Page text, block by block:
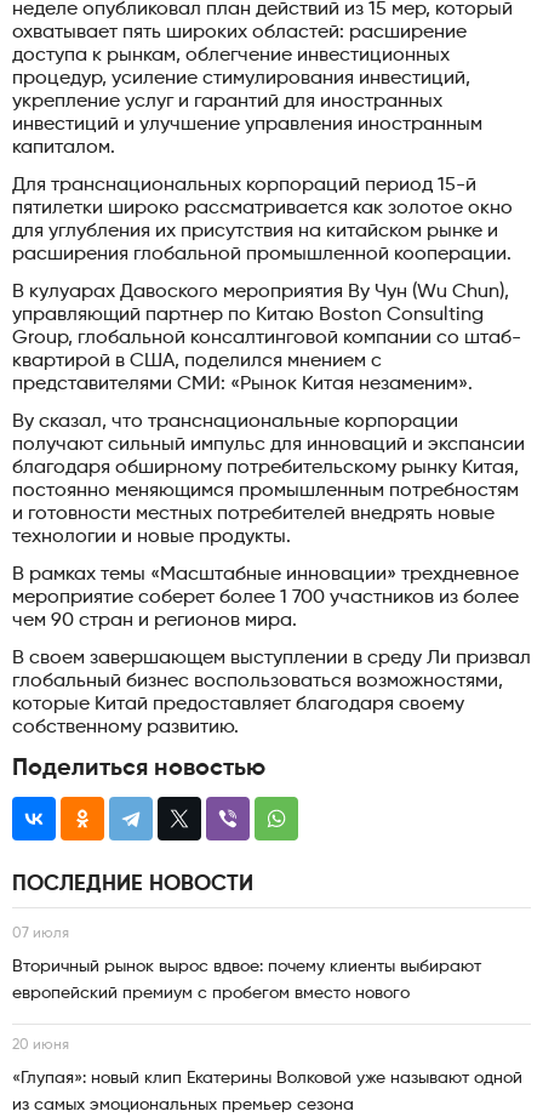
неделе опубликовал план действий из 15 мер, который
охватывает пять широких областей: расширение
доступа к рынкам, облегчение инвестиционных
процедур, усиление стимулирования инвестиций,
укрепление услуг и гарантий для иностранных
инвестиций и улучшение управления иностранным
капиталом.
Для транснациональных корпораций период 15-й
пятилетки широко рассматривается как золотое окно
для углубления их присутствия на китайском рынке и
расширения глобальной промышленной кооперации.
В кулуарах Давоского мероприятия Ву Чун (Wu Chun),
управляющий партнер по Китаю Boston Consulting
Group, глобальной консалтинговой компании со штаб-
квартирой в США, поделился мнением с
представителями СМИ: «Рынок Китая незаменим».
Ву сказал, что транснациональные корпорации
получают сильный импульс для инноваций и экспансии
благодаря обширному потребительскому рынку Китая,
постоянно меняющимся промышленным потребностям
и готовности местных потребителей внедрять новые
технологии и новые продукты.
В рамках темы «Масштабные инновации» трехдневное
мероприятие соберет более 1 700 участников из более
чем 90 стран и регионов мира.
В своем завершающем выступлении в среду Ли призвал
глобальный бизнес воспользоваться возможностями,
которые Китай предоставляет благодаря своему
собственному развитию.
Поделиться новостью
ПОСЛЕДНИЕ НОВОСТИ
07 июля
Вторичный рынок вырос вдвое: почему клиенты выбирают
европейский премиум с пробегом вместо нового
20 июня
«Глупая»: новый клип Екатерины Волковой уже называют одной
из самых эмоциональных премьер сезона